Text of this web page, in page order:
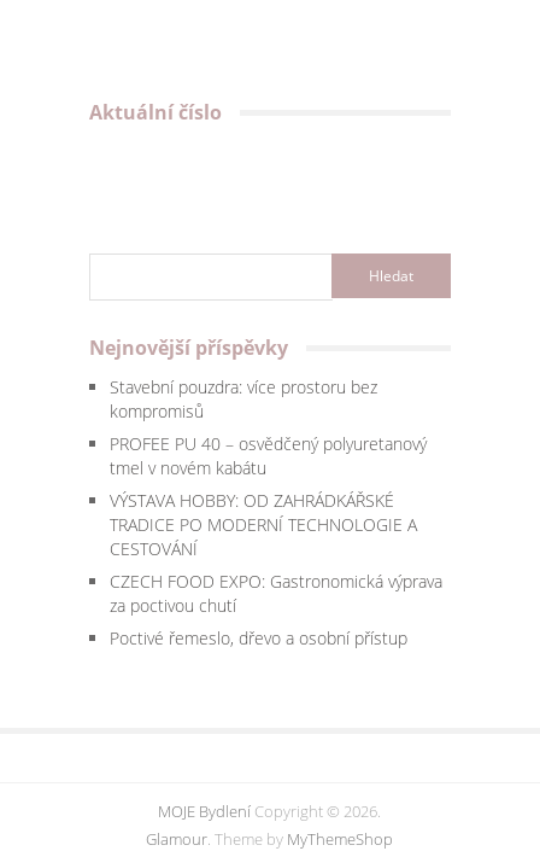
Aktuální číslo
Nejnovější příspěvky
Stavební pouzdra: více prostoru bez
kompromisů
PROFEE PU 40 – osvědčený polyuretanový
tmel v novém kabátu
VÝSTAVA HOBBY: OD ZAHRÁDKÁŘSKÉ
TRADICE PO MODERNÍ TECHNOLOGIE A
CESTOVÁNÍ
CZECH FOOD EXPO: Gastronomická výprava
za poctivou chutí
Poctivé řemeslo, dřevo a osobní přístup
MOJE Bydlení Copyright © 2026.
Glamour. Theme by MyThemeShop